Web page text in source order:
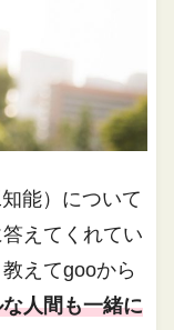
能）について
えてくれてい
えてgooから
人間も一緒に